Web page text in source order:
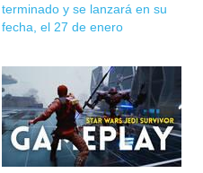
terminado y se lanzará en su
fecha, el 27 de enero